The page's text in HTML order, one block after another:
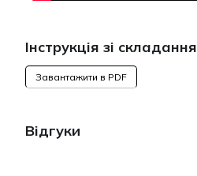
Інструкція зі складання
Завантажити в PDF
Відгуки